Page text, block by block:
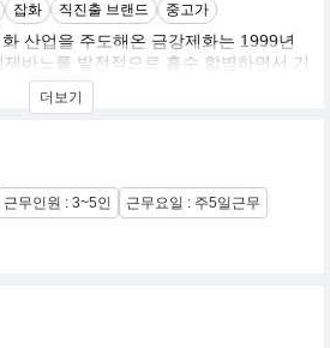
잡화 직진출 브랜드 중고가
산업을 주도해온 금강제화는 1999년
바노를 발전적으로 흡수 합병하면서 기
적 패션 전문 기업으로도의 도약을 위한
재 전국 130여개 도시에 400여 개 매장
체로서의 위상을 확고히 하고 있으며,
초일류 브랜드 창충을 목표로 하고 있습
더보기
근무인원 : 3~5인
근무요일 : 주5일근무